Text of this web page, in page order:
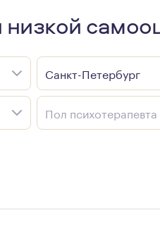
Санкт-Петербург
Пол психотерапевта